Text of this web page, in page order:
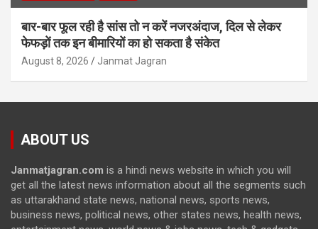
बार-बार फूल रही है सांस तो न करें नजरअंदाज, दिल से लेकर
फेफड़ों तक इन बीमारियों का हो सकता है संकेत
August 8, 2026 Janmat Jagran
ABOUT US
Janmatjagran.com is a hindi news website in which you will
get all the latest news information about all the segments such
as uttarakhand state news, national news, sports news,
business news, political news, other states news, health news,